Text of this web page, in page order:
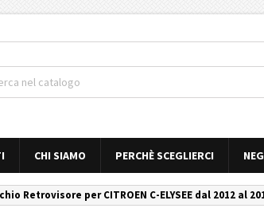
CHI SIAMO PERCHÈ SCEGLIERCI
Retrovisore per CITROEN C-ELYSEE dal 2012